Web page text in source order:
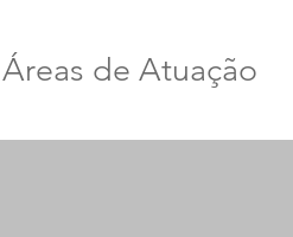
Áreas de Atuação